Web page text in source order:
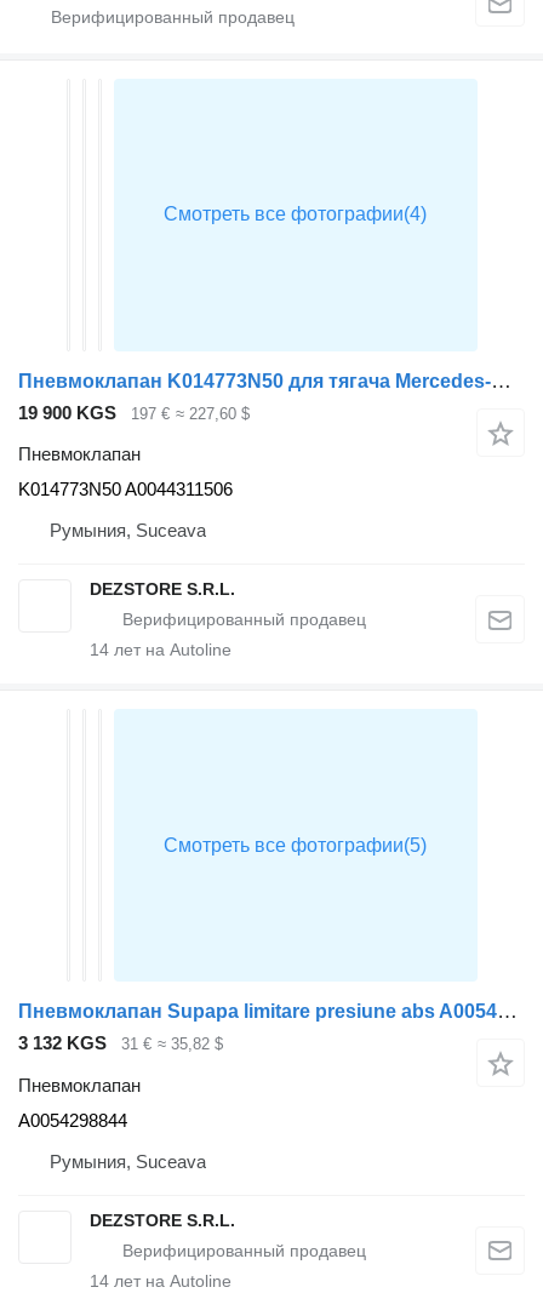
Пневмоклапан K014773N50 для тягача Mercedes-Benz ACTROS MP4
19 900 KGS 197 € ≈ 227,60 $
Пневмоклапан
K014773N50 A0044311506
Румыния, Suceava
DEZSTORE S.R.L.
14 лет на Autoline
Пневмоклапан Supapa limitare presiune abs A0054298844 для тягача Mercedes-Benz ACTROS MP3
3 132 KGS 31 € ≈ 35,82 $
Пневмоклапан
A0054298844
Румыния, Suceava
DEZSTORE S.R.L.
14 лет на Autoline